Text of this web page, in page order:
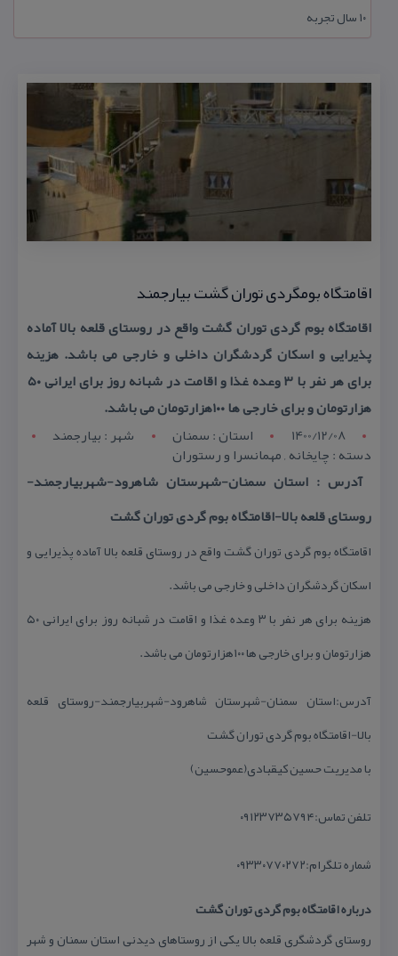
۱۰ سال تجربه
اقامتگاه بومگردی توران گشت بیارجمند
اقامتگاه بوم گردی توران گشت واقع در روستای قلعه بالا آماده
پذیرایی و اسكان گردشگران داخلی و خارجی می باشد. هزینه
برای هر نفر با ۳ وعده غذا و اقامت در شبانه روز برای ایرانی ۵۰
هزارتومان و برای خارجی ها ۱۰۰هزارتومان می باشد.
1400/12/08
استان : سمنان شهر : بیارجمند
دسته : چایخانه , مهمانسرا و رستوران
آدرس : استان سمنان-شهرستان شاهرود-شهربیارجمند-
روستای قلعه بالا-اقامتگاه بوم گردی توران گشت
اقامتگاه بوم گردی توران گشت واقع در روستای قلعه بالا آماده پذیرایی و
اسكان گردشگران داخلی و خارجی می باشد.
هزینه برای هر نفر با ۳ وعده غذا و اقامت در شبانه روز برای ایرانی ۵۰
هزارتومان و برای خارجی ها ۱۰۰هزارتومان می باشد.
آدرس:استان سمنان-شهرستان شاهرود-شهربیارجمند-روستای قلعه
بالا-اقامتگاه بوم گردی توران گشت
با مدیریت حسین كیقبادی(عموحسین)
تلفن تماس:۰۹۱۲۳۷۳۵۷۹۴
شماره تلگرام:۰۹۳۳۰۷۷۰۲۷۲
درباره اقامتگاه بوم گردی توران گشت
روستای گردشگری قلعه بالا یكی از روستاهای دیدنی استان سمنان و شهر